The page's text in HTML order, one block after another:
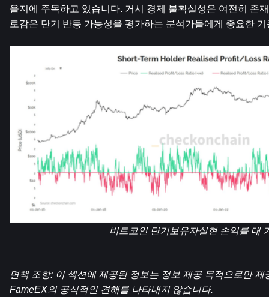
을지에 주목하고 있습니다. 거시 경제 불확실성은 여전히 ​​존
로감은 단기 반등 가능성을 평가하는 분석가들에게 중요한
비트코인 단기보유자실현 손익률 대
면책 조항: 이 섹션에 제공된 정보는 정보 제공 목적으로만 제
FameEX의 공식적인 견해를 나타내지 않습니다.